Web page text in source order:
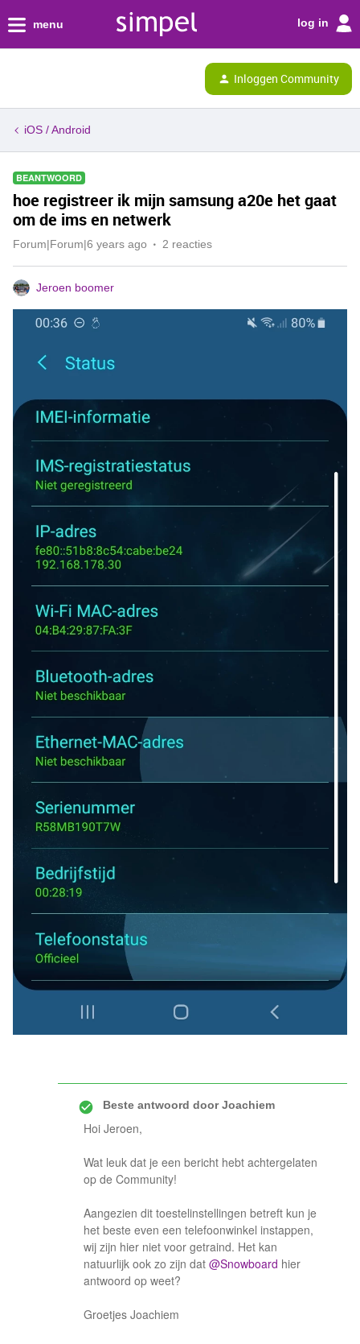
menu log in
Inloggen Community
iOS / Android
BEANTWOORD
hoe registreer ik mijn samsung a20e het gaat
om de ims en netwerk
Forum|Forum|6 years ago 2 reacties
Jeroen boomer
Beste antwoord doorJoachiem
Hoi Jeroen,
Wat leuk dat je een bericht hebt achtergelaten
op de Community!
Aangezien dit toestelinstellingen betreft kun je
het beste even een telefoonwinkel instappen,
wij zijn hier niet voor getraind. Het kan
natuurlijk ook zo zijn dat @Snowboard hier
antwoord op weet?
Groetjes Joachiem